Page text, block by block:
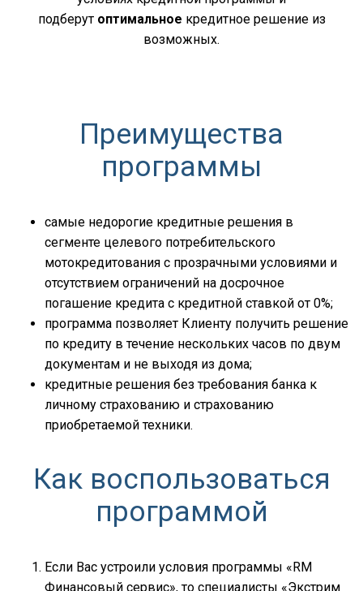
подберут
Преимущества
программы
сегменте целевого потребительского
отсутствием ограничений на досрочное
погашение кредита с кредитной ставкой от 0%;
программа позволяет Клиенту получить решение
кредитные решения без требования банка к
приобретаемой техники.
Как воспользоваться
программой
Если Вас устроили условия программы «RM
Финансовый сервис», то специалисты «Экстрим